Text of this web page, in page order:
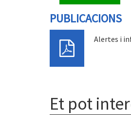
PUBLICACIONS
Alertes i
Et pot